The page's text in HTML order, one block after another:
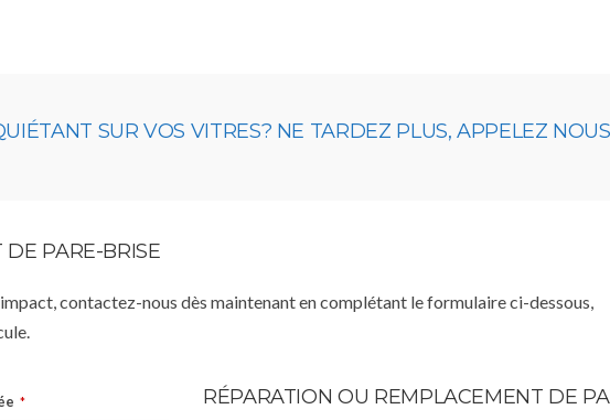
SUR VOS VITRES? NE TARDEZ PLUS, APPELEZ
PARE-BRISE
contactez-nous dès maintenant en complétant le formulaire ci-dessous,
* RÉPARATION OU REMPLACEMENT DE